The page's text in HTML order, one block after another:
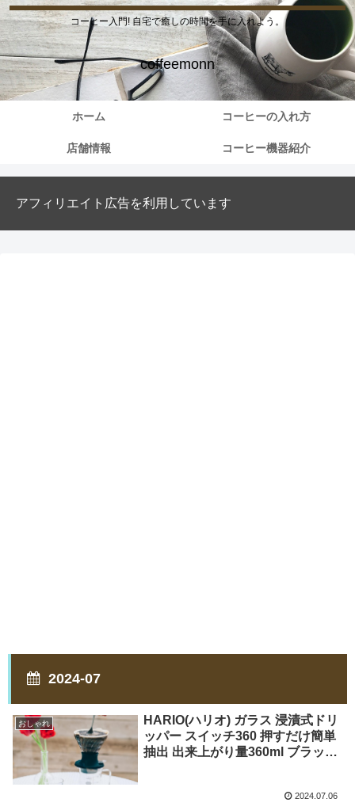
コーヒー入門! 自宅で癒しの時間を手に入れよう。
coffeemonn
ホーム コーヒーの入れ方
店舗情報 コーヒー機器紹介
アフィリエイト広告を利用しています
2024-07
おしゃれ
HARIO(ハリオ) ガラス 浸漬式ドリ
ッパー スイッチ360 押すだけ簡単
抽出 出来上がり量360ml ブラック
2024.07.06